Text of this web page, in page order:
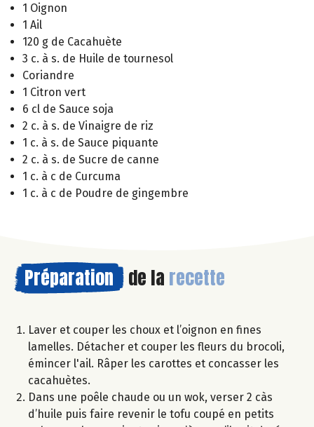
1 Oignon
1 Ail
120 g de Cacahuète
3 c. à s. de Huile de tournesol
Coriandre
1 Citron vert
6 cl de Sauce soja
2 c. à s. de Vinaigre de riz
1 c. à s. de Sauce piquante
2 c. à s. de Sucre de canne
1 c. à c de Curcuma
1 c. à c de Poudre de gingembre
Préparation de la recette
Laver et couper les choux et l’oignon en fines
lamelles. Détacher et couper les fleurs du brocoli,
émincer l'ail. Râper les carottes et concasser les
cacahuètes.
Dans une poêle chaude ou un wok, verser 2 càs
d’huile puis faire revenir le tofu coupé en petits